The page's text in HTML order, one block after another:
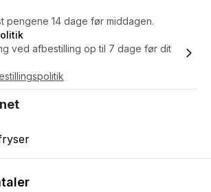
pengene 14 dage før middagen.
ved afbestilling op til 7 dage før dit